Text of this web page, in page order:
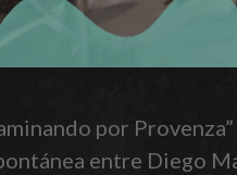
por
entre Diego